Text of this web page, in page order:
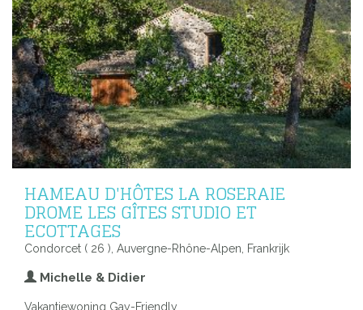
HAMEAU D'HÔTES LA ROSERAIE
DROME LES GÎTES STUDIO ET
ECOTTAGES
Condorcet ( 26 ), Auvergne-Rhône-Alpen, Frankrijk
Michelle & Didier
Vakantiewoning Gay-Friendly